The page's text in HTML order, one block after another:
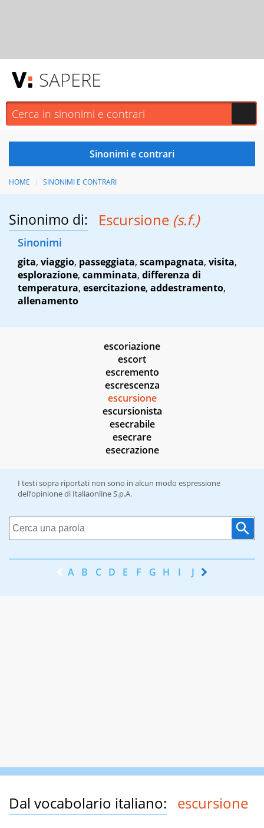
SAPERE
HOME SINONIMI E CONTRARI
Sinonimo di: Escursione (s.f.)
Sinonimi
gita, viaggio, passeggiata, scampagnata, visita,
esplorazione, camminata, differenza di
temperatura, esercitazione, addestramento,
allenamento
escoriazione
escort
escremento
escrescenza
escursione
escursionista
esecrabile
esecrare
esecrazione
I testi sopra riportati non sono in alcun modo espressione
dell’opinione di Italiaonline S.p.A.
A B C D E F G H I J K
Dal vocabolario italiano: escursione